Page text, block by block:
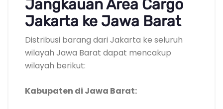
Jangkauan Area Cargo
Jakarta ke Jawa Barat
Distribusi barang dari Jakarta ke seluruh
wilayah Jawa Barat dapat mencakup
wilayah berikut:
Kabupaten di Jawa Barat: